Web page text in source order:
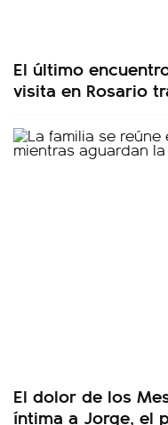
El último
visita en Rosario
El dolor de los
íntima a Jorge, el